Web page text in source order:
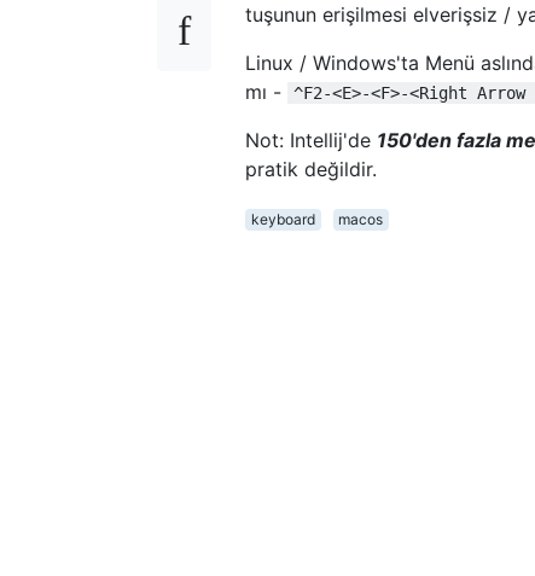
tuşunun erişilmesi elverişsiz /
Linux / Windows'ta Menü
mı -
^F2-<E>-<F>-<Right Arrow
Not: Intellij'de 150'den fazla
pratik değildir.
keyboard macos